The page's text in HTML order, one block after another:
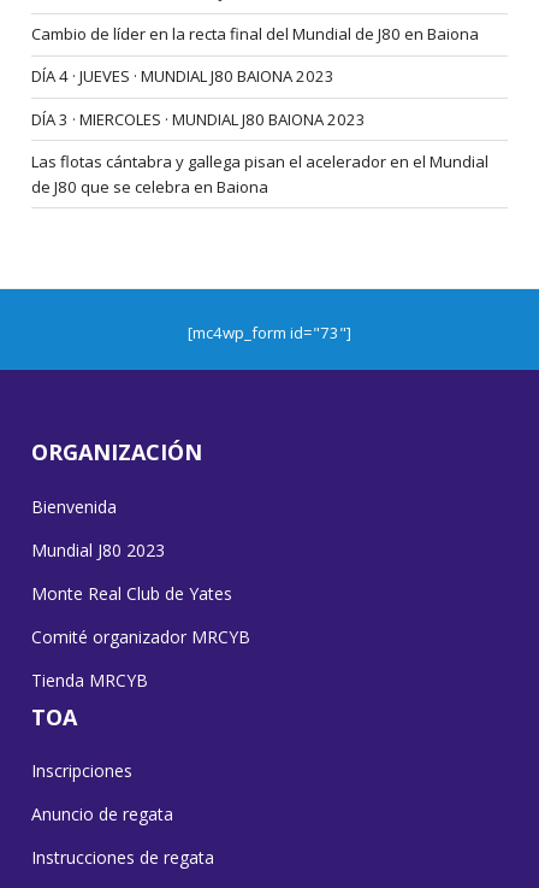
Cambio de líder en la recta final del Mundial de J80 en Baiona
DÍA 4 · JUEVES · MUNDIAL J80 BAIONA 2023
DÍA 3 · MIERCOLES · MUNDIAL J80 BAIONA 2023
Las flotas cántabra y gallega pisan el acelerador en el Mundial
de J80 que se celebra en Baiona
[mc4wp_form id="73"]
ORGANIZACIÓN
Bienvenida
Mundial J80 2023
Monte Real Club de Yates
Comité organizador MRCYB
Tienda MRCYB
TOA
Inscripciones
Anuncio de regata
Instrucciones de regata